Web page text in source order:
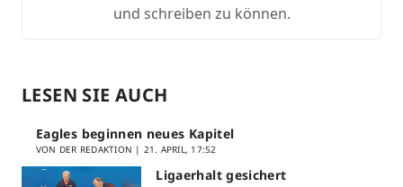
und schreiben zu können.
LESEN SIE AUCH
Eagles beginnen neues Kapitel
VON DER REDAKTION | 21. APRIL, 17:52
Ligaerhalt gesichert